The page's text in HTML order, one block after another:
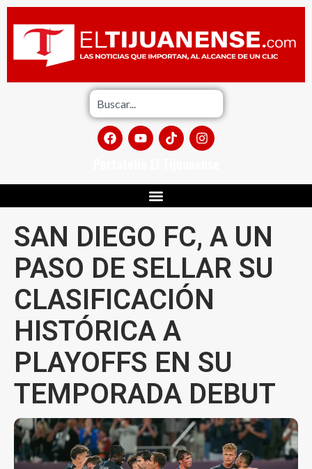
SAN DIEGO FC, A UN
PASO DE SELLAR SU
CLASIFICACIÓN
HISTÓRICA A
PLAYOFFS EN SU
TEMPORADA DEBUT